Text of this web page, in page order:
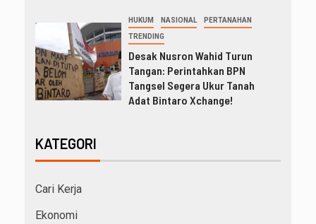
HUKUM NASIONAL PERTANAHAN
TRENDING
Desak Nusron Wahid Turun
Tangan: Perintahkan BPN
Tangsel Segera Ukur Tanah
Adat Bintaro Xchange!
KATEGORI
Cari Kerja
Ekonomi